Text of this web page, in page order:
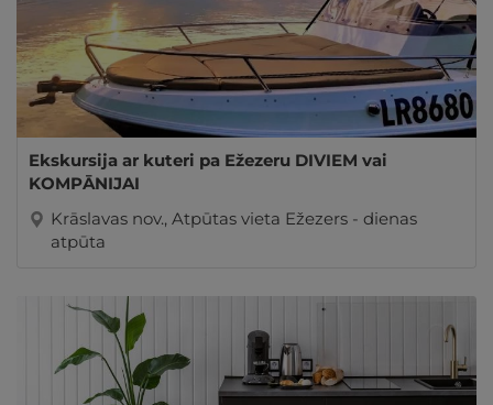
Ekskursija ar kuteri pa Ežezeru DIVIEM vai
KOMPĀNIJAI
Krāslavas nov., Atpūtas vieta Ežezers - dienas
atpūta